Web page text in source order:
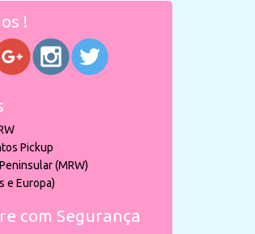
!
Pickup
(MRW)
e Europa)
com Segurança